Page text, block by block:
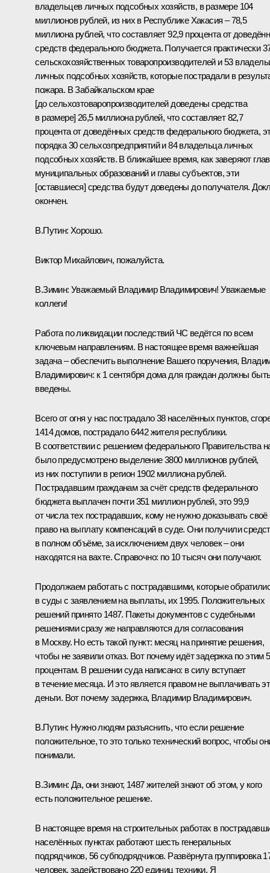
владельцев личных подсобных хозяйств, в размере 104
миллионов рублей, из них в Республике Хакасия – 78,5
миллиона рублей, что составляет 92,9 процента от
средств федерального бюджета. Получается практически
сельскохозяйственных товаропроизводителей и 53
личных подсобных хозяйств, которые пострадали в
пожара. В Забайкальском крае
[до сельхозтоваропроизводителей доведены средства
в размере] 26,5 миллиона рублей, что составляет 82,7
процента от доведённых средств федерального бюджета,
порядка 30 сельхозпредприятий и 84 владельца личных
подсобных хозяйств. В ближайшее время, как заверяют
муниципальных образований и главы субъектов, эти
[оставшиеся] средства будут доведены до получателя.
окончен.
В.Путин: Хорошо.
Виктор Михайлович, пожалуйста.
В.Зимин: Уважаемый Владимир Владимирович! Уважаемые
коллеги!
Работа по ликвидации последствий ЧС ведётся по всем
ключевым направлениям. В настоящее время важнейшая
задача – обеспечить выполнение Вашего поручения,
Владимирович: к 1 сентября дома для граждан должны
введены.
Всего от огня у нас пострадало 38 населённых пунктов,
1414 домов, пострадало 6442 жителя республики.
В соответствии с решением федерального Правительства
было предусмотрено выделение 3800 миллионов рублей,
из них поступили в регион 1902 миллиона рублей.
Пострадавшим гражданам за счёт средств федерального
бюджета выплачен почти 351 миллион рублей, это 99,9
от числа тех пострадавших, кому не нужно доказывать своё
право на выплату компенсаций в суде. Они получили
в полном объёме, за исключением двух человек – они
находятся на вахте. Справочно: по 10 тысяч они получают.
Продолжаем работать с пострадавшими, которые
в суды с заявлением на выплаты, их 1995. Положительных
решений принято 1487. Пакеты документов с судебными
решениями сразу же направляются для согласования
в Москву. Но есть такой пункт: месяц на принятие решения,
чтобы не заявили отказ. Вот почему идёт задержка по этим
процентам. В решении суда написано: в силу вступает
в течение месяца. И это является правом не выплачивать
деньги. Вот почему задержка, Владимир Владимирович.
В.Путин: Нужно людям разъяснить, что если решение
положительное, то это только технический вопрос, чтобы
понимали.
В.Зимин: Да, они знают, 1487 жителей знают об этом, у кого
есть положительное решение.
В настоящее время на строительных работах в
населённых пунктах работают шесть генеральных
подрядчиков, 56 субподрядчиков. Развёрнута группировка
человек, задействовано 220 единиц техники. Я